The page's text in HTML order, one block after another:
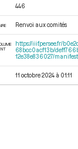
446
Renvoi aux comités
https://iiif.persee.fr/
68bcc0acf13b/
12e38e836027/manifest
11 octobre 2024 à 01:11